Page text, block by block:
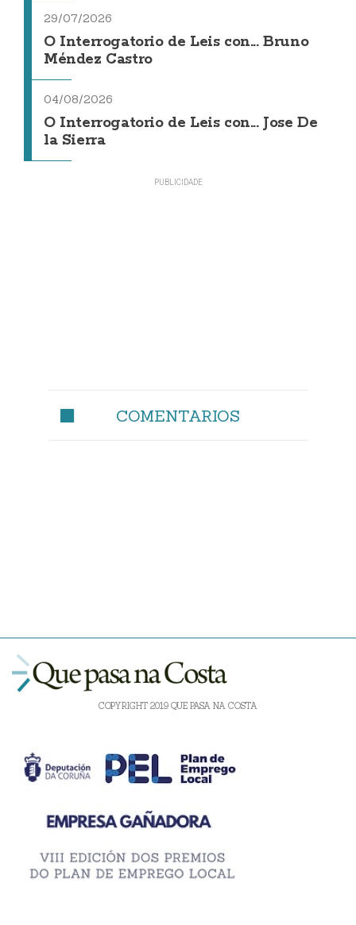
29/07/2026
O Interrogatorio de Leis con... Bruno
Méndez Castro
04/08/2026
O Interrogatorio de Leis con... Jose De
la Sierra
COMENTARIOS
COPYRIGHT 2019 QUE PASA NA COSTA